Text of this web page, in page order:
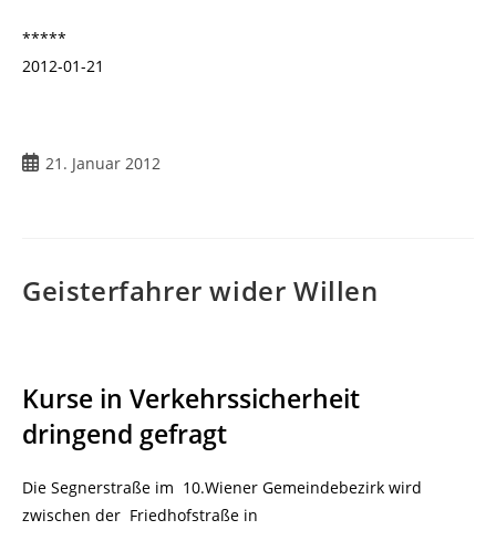
*****
2012-01-21
21. Januar 2012
Geisterfahrer wider Willen
Kurse in Verkehrssicherheit
dringend gefragt
Die Segnerstraße im 10.Wiener Gemeindebezirk wird
zwischen der Friedhofstraße in